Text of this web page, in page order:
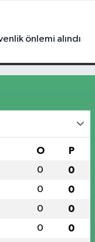
önlemi alındı
O P
0 0
0 0
0 0
0 0